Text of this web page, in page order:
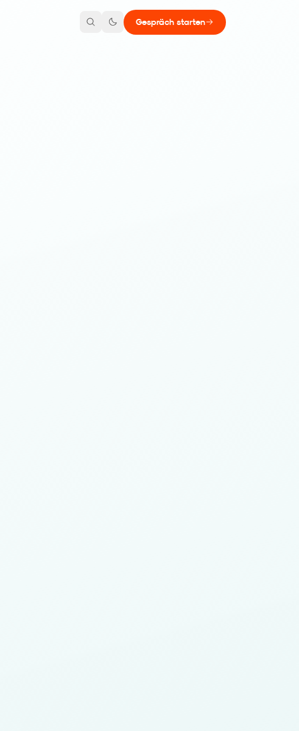
Gespräch starten